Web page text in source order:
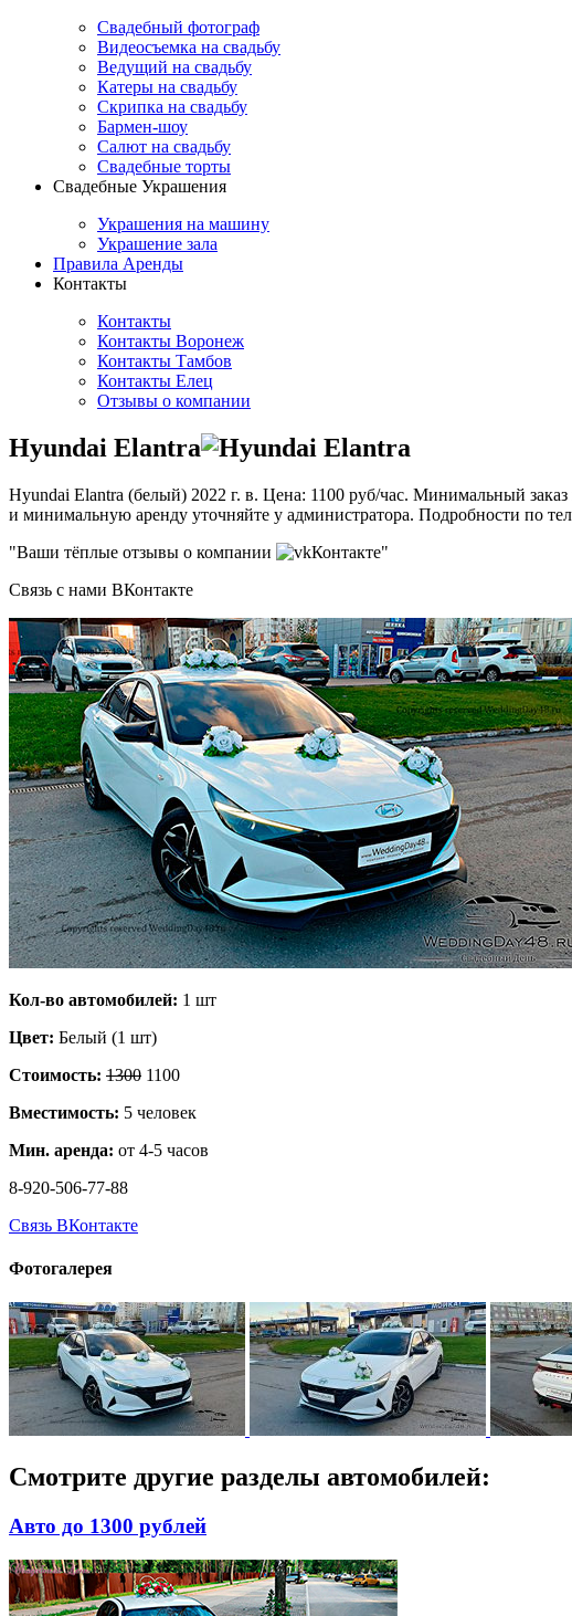
Свадебный фотограф
Видеосъемка на свадьбу
Ведущий на свадьбу
Катеры на свадьбу
Скрипка на свадьбу
Бармен-шоу
Салют на свадьбу
Свадебные торты
Свадебные Украшения
Украшения на машину
Украшение зала
Правила Аренды
Контакты
Контакты
Контакты Воронеж
Контакты Тамбов
Контакты Елец
Отзывы о компании
Hyundai Elantra
Hyundai Elantra (белый) 2022 г. в. Цена: 1100 руб/час. Минимальный заказ
и минимальную аренду уточняйте у администратора. Подробности по
"Ваши тёплые отзывы о компании
Контакте"
Связь с нами ВКонтакте
Кол-во автомобилей: 1 шт
Цвет: Белый (1 шт)
Стоимость: 1300 1100
Вместимость: 5 человек
Мин. аренда: от 4-5 часов
8-920-506-77-88
Связь ВКонтакте
Фотогалерея
Смотрите другие разделы автомобилей:
Авто до 1300 рублей